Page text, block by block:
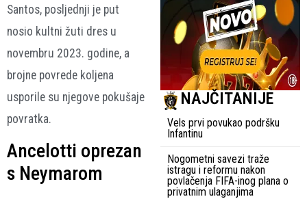
Santos, posljednji je put
nosio kultni žuti dres u
novembru 2023. godine, a
brojne povrede koljena
usporile su njegove pokušaje
povratka.
Ancelotti oprezan
s Neymarom
NAJČITANIJE
Vels prvi povukao podršku
Infantinu
Nogometni savezi traže
istragu i reformu nakon
povlačenja FIFA-inog plana o
privatnim ulaganjima